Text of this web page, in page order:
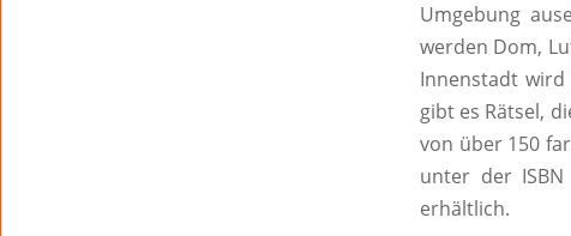
Umgebung
werden Dom,
Innenstadt
gibt es Rätsel,
von über 150
unter der
erhältlich.